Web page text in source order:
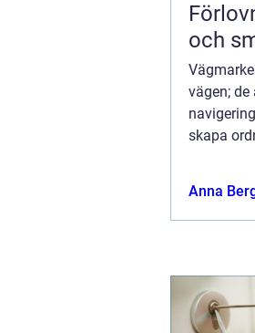
och
vägen;
skapa
Anna